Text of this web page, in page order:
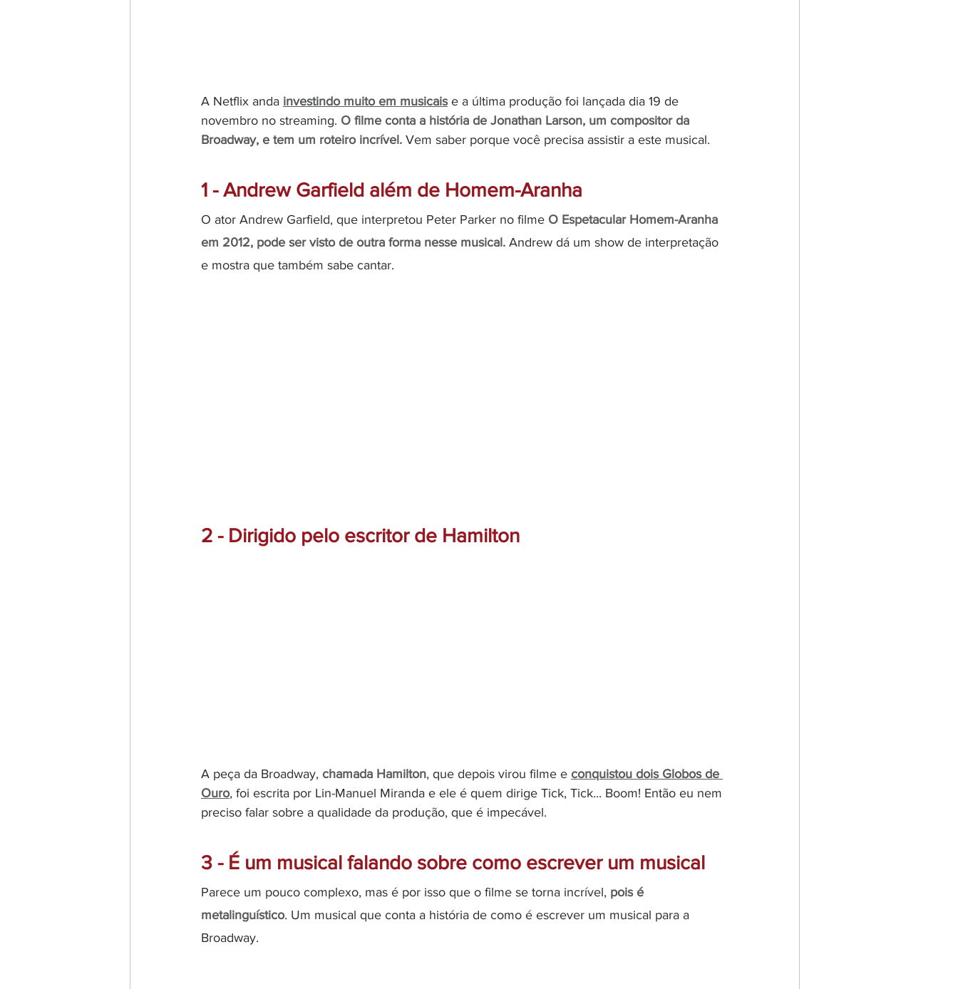
A Netflix anda investindo muito em musicais e a última produção foi lançada dia 19 de
novembro no streaming. O filme conta a história de Jonathan Larson, um compositor da
Broadway, e tem um roteiro incrível. Vem saber porque você precisa assistir a este musical.
1 - Andrew Garfield além de Homem-Aranha
O ator Andrew Garfield, que interpretou Peter Parker no filme O Espetacular Homem-Aranha
em 2012, pode ser visto de outra forma nesse musical. Andrew dá um show de interpretação
e mostra que também sabe cantar.
2 - Dirigido pelo escritor de Hamilton
A peça da Broadway, chamada Hamilton, que depois virou filme e conquistou dois Globos de
Ouro, foi escrita por Lin-Manuel Miranda e ele é quem dirige Tick, Tick... Boom! Então eu nem
preciso falar sobre a qualidade da produção, que é impecável.
3 - É um musical falando sobre como escrever um musical
Parece um pouco complexo, mas é por isso que o filme se torna incrível, pois é
metalinguístico. Um musical que conta a história de como é escrever um musical para a
Broadway.